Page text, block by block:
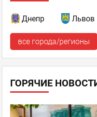
Днепр Львов
все города/регионы
ГОРЯЧИЕ